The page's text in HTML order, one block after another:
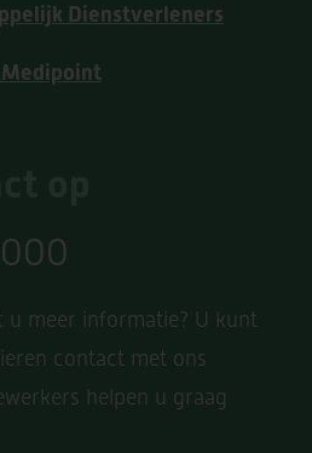
Dienstverleners
u meer informatie? U kunt
contact met ons
helpen u graag